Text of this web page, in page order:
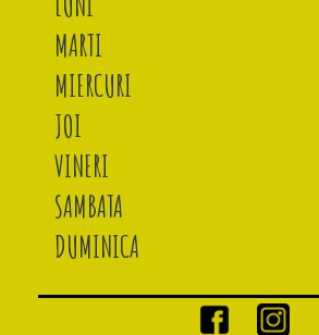
MARTI
MIERCURI
JOI
VINERI
SAMBATA
DUMINICA